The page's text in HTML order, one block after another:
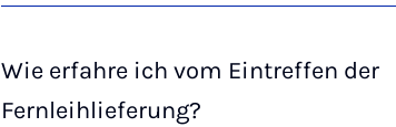
Wie erfahre ich vom Eintreffen der
Fernleihlieferung?